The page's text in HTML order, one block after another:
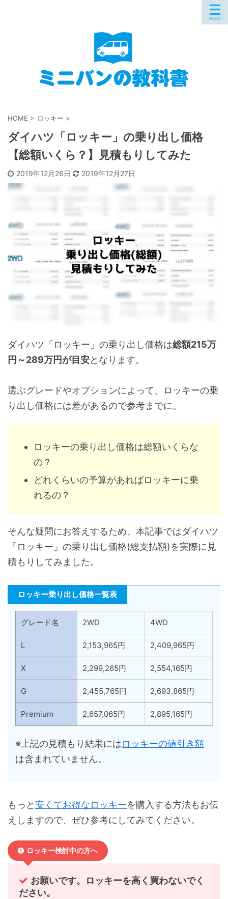
HOME > ロッキー >
ダイハツ「ロッキー」の乗り出し価格
【総額いくら？】見積もりしてみた
2019年12月26日 2019年12月27日
ダイハツ「ロッキー」の乗り出し価格は総額215万
円～289万円が目安となります。
選ぶグレードやオプションによって、ロッキーの乗
り出し価格には差があるので参考までに。
ロッキーの乗り出し価格は総額いくらな
の？
どれくらいの予算があればロッキーに乗
れるの？
そんな疑問にお答えするため、本記事ではダイハツ
「ロッキー」の乗り出し価格(総支払額)を実際に見
積もりしてみました。
ロッキー乗り出し価格一覧表
グレード名 2WD 4WD
L 2,153,965円 2,409,965円
X 2,299,265円 2,554,165円
G 2,455,765円 2,693,865円
Premium 2,657,065円 2,895,165円
※上記の見積もり結果にはロッキーの値引き額
は含まれていません。
もっと安くてお得なロッキーを購入する方法もお伝
えしますので、ぜひ参考にしてみてください。
ロッキー検討中の方へ
お願いです。ロッキーを高く買わないでく
ださい。